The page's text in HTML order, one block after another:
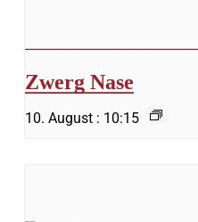
Zwerg Nase
10. August : 10:15